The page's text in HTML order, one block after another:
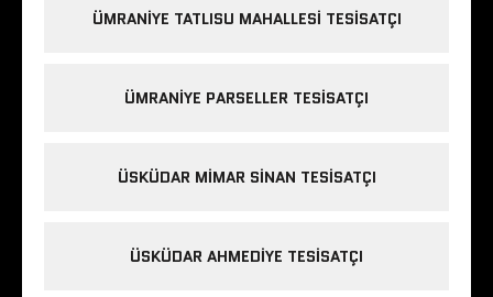
ÜMRANIYE TATLISU MAHALLESI TESISATÇI
ÜMRANIYE PARSELLER TESISATÇI
ÜSKÜDAR MIMAR SINAN TESISATÇI
ÜSKÜDAR AHMEDIYE TESISATÇI